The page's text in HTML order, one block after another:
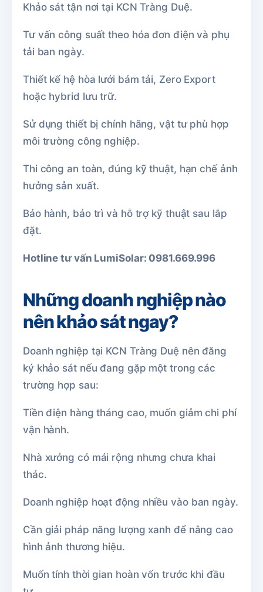
Khảo sát tận nơi tại KCN Tràng Duệ.
Tư vấn công suất theo hóa đơn điện và phụ
tải ban ngày.
Thiết kế hệ hòa lưới bám tải, Zero Export
hoặc hybrid lưu trữ.
Sử dụng thiết bị chính hãng, vật tư phù hợp
môi trường công nghiệp.
Thi công an toàn, đúng kỹ thuật, hạn chế ảnh
hưởng sản xuất.
Bảo hành, bảo trì và hỗ trợ kỹ thuật sau lắp
đặt.
Hotline tư vấn LumiSolar: 0981.669.996
Những doanh nghiệp nào
nên khảo sát ngay?
Doanh nghiệp tại KCN Tràng Duệ nên đăng
ký khảo sát nếu đang gặp một trong các
trường hợp sau:
Tiền điện hàng tháng cao, muốn giảm chi phí
vận hành.
Nhà xưởng có mái rộng nhưng chưa khai
thác.
Doanh nghiệp hoạt động nhiều vào ban ngày.
Cần giải pháp năng lượng xanh để nâng cao
hình ảnh thương hiệu.
Muốn tính thời gian hoàn vốn trước khi đầu